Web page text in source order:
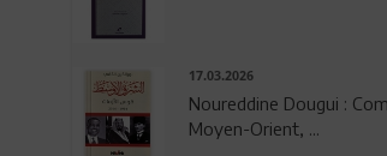
17.03.2026
Noureddine Dougui :
Moyen-Orient, ...